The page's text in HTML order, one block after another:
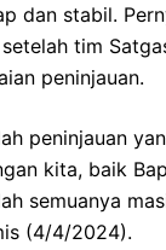
dan stabil.
tim
peninjauan.
peninjauan
kita, baik
semuanya
(4/4/2024).